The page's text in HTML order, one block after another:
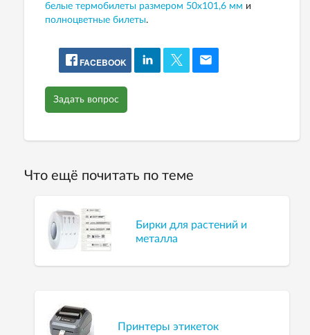
белые термобилеты размером 50х101,6 мм и
полноцветные билеты.
FACEBOOK
Задать вопрос
Что ещё почитать по теме
Бирки для растений и
металла
Принтеры этикеток